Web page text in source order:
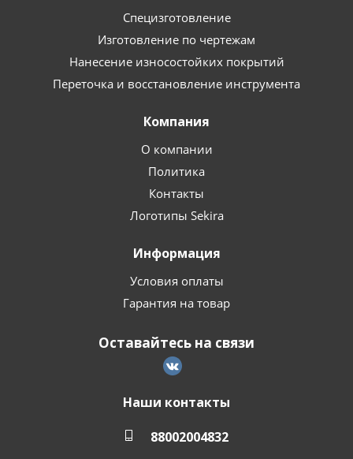
Специзготовление
Изготовление по чертежам
Нанесение износостойких покрытий
Переточка и восстановление инструмента
Компания
О компании
Политика
Контакты
Логотипы Sekira
Информация
Условия оплаты
Гарантия на товар
Оставайтесь на связи
Наши контакты
88002004832